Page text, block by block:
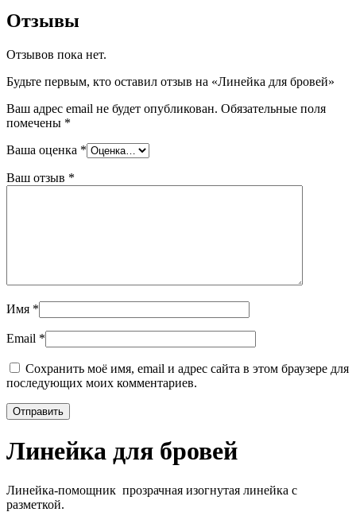
Отзывы
Отзывов пока нет.
Будьте первым, кто оставил отзыв на «Линейка для бровей»
Ваш адрес email не будет опубликован. Обязательные поля
помечены *
Ваша оценка *
Ваш отзыв *
Имя *
Email *
Сохранить моё имя, email и адрес сайта в этом браузере для
последующих моих комментариев.
Линейка для бровей
Линейка-помощник прозрачная изогнутая линейка с
разметкой.